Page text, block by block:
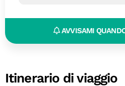
AVVISAMI
Itinerario di viaggio